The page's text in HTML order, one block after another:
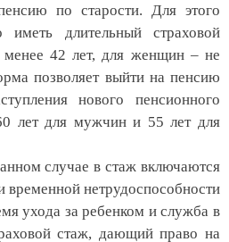
по старости. Для этого
иметь длительный страховой
42 лет, для женщин – не
позволяет выйти на пенсию
нового пенсионного
лет для мужчин и 55 лет для
случае в стаж включаются
временной нетрудоспособности
ухода за ребенком и служба в
стаж, дающий право на